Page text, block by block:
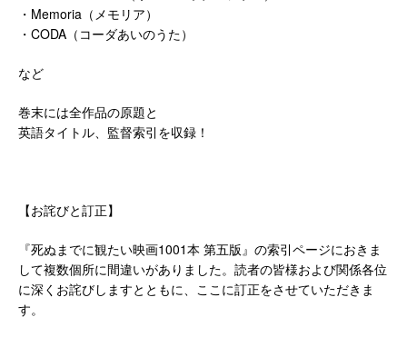
・Memoria（メモリア）
・CODA（コーダあいのうた）
など
巻末には全作品の原題と
英語タイトル、監督索引を収録！
【お詫びと訂正】
『死ぬまでに観たい映画1001本 第五版 』 の索引ページにおきま
して複数個所に間違いがありました。 読者の皆様および関係各位
に深くお詫びしますとともに 、ここに訂正をさせていただきま
す。